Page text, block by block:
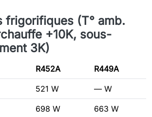
frigorifiques (T° amb.
+10K, sous-
3K)
R452A R449A
521 W — W
698 W 663 W